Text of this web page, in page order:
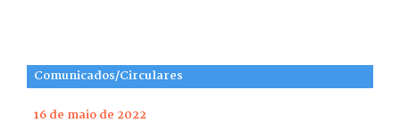
Comunicados/Circulares
16 de maio de 2022